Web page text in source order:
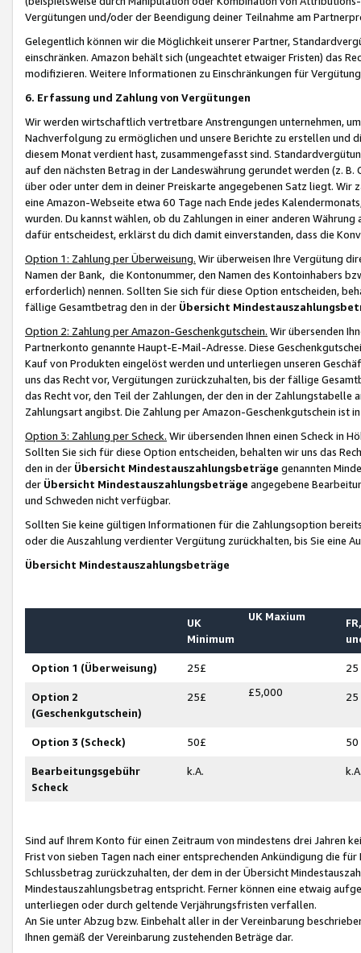
Vergütungen und/oder der Beendigung deiner Teilnahme am
Gelegentlich können wir die Möglichkeit unserer Partner,
einschränken. Amazon behält sich (ungeachtet etwaiger Fristen) das
modifizieren. Weitere Informationen zu Einschränkungen für
6. Erfassung und Zahlung von Vergütungen
Wir werden wirtschaftlich vertretbare Anstrengungen unternehmen,
Nachverfolgung zu ermöglichen und unsere Berichte zu erstellen und
diesem Monat verdient hast, zusammengefasst sind.
auf den nächsten Betrag in der Landeswährung gerundet werden (z.
über oder unter dem in deiner Preiskarte angegebenen Satz liegt.
eine Amazon-Webseite etwa 60 Tage nach Ende jedes
wurden. Du kannst wählen, ob du Zahlungen in einer anderen
dafür entscheidest, erklärst du dich damit einverstanden, dass die
Option 1: Zahlung per Überweisung. Wir überweisen Ihre Vergütung
Namen der Bank, die Kontonummer, den Namen des Kontoinhabers
erforderlich) nennen. Sollten Sie sich für diese Option entscheiden,
fällige Gesamtbetrag den in der Übersicht
Option 2: Zahlung per Amazon-Geschenkgutschein. Wir übersenden
Partnerkonto genannte Haupt-E-Mail-Adresse. Diese
Kauf von Produkten eingelöst werden und unterliegen unseren
uns das Recht vor, Vergütungen zurückzuhalten, bis der fällige
das Recht vor, den Teil der Zahlungen, der den in der
Zahlungsart angibst. Die Zahlung per Amazon-Geschenkgutschein ist
Option 3: Zahlung per Scheck. Wir übersenden Ihnen einen Scheck in
Sollten Sie sich für diese Option entscheiden, behalten wir uns das
den in der Übersicht Mindestauszahlungsbeträge genannten
der Übersicht Mindestauszahlungsbeträge angegebene
und Schweden nicht verfügbar.
Sollten Sie keine gültigen Informationen für die Zahlungsoption
oder die Auszahlung verdienter Vergütung zurückhalten, bis Sie
Übersicht Mindestauszahlungsbeträge
UK
Minimum
UK Maxium
Option 1 (Überweisung) 25£ 25
Option 2
(Geschenkgutschein)
25£ £5,000 25
Option 3 (Scheck) 50£ 50
Bearbeitungsgebühr
Scheck
k.A.
Sind auf Ihrem Konto für einen Zeitraum von mindestens drei Jahren
Frist von sieben Tagen nach einer entsprechenden Ankündigung die
Schlussbetrag zurückzuhalten, der dem in der Übersicht
Mindestauszahlungsbetrag entspricht. Ferner können eine etwaig
unterliegen oder durch geltende Verjährungsfristen verfallen.
An Sie unter Abzug bzw. Einbehalt aller in der Vereinbarung
Ihnen gemäß der Vereinbarung zustehenden Beträge dar.